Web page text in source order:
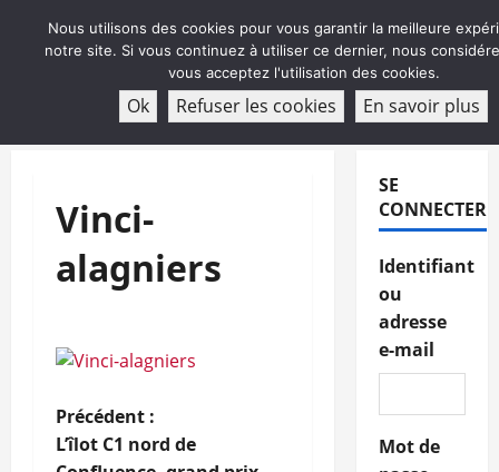
ABONNEMENT
Vinci-
alagniers
N
Précédent :
L’îlot C1 nord de
SE
CONNECTER
Identifiant
ou
adresse
e-mail
Mot de
Nous utilisons des cookies pour vous garantir la meilleure
notre site. Si vous continuez à utiliser ce dernier, nous
vous acceptez l'utilisation des cookies.
Ok Refuser les cookies En savoir plus